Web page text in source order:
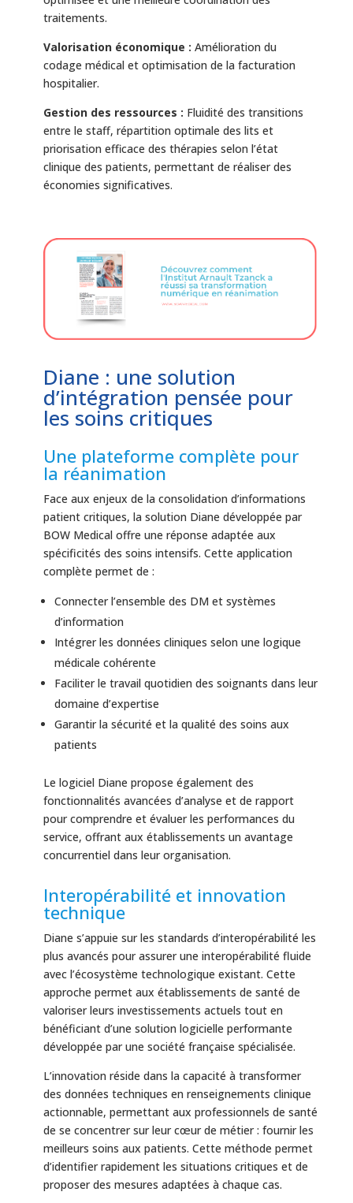
traitements.
Valorisation économique : Amélioration du
codage médical et optimisation de la facturation
hospitalier.
Gestion des ressources : Fluidité des transitions
entre le staff, répartition optimale des lits et
priorisation efficace des thérapies selon l’état
clinique des patients, permettant de réaliser des
économies significatives.
Diane : une solution
d’intégration pensée pour
les soins critiques
Une plateforme complète pour
la réanimation
Face aux enjeux de la consolidation d’informations
patient critiques, la solution Diane développée par
BOW Medical offre une réponse adaptée aux
spécificités des soins intensifs. Cette application
complète permet de :
Connecter l’ensemble des DM et systèmes
d’information
Intégrer les données cliniques selon une logique
médicale cohérente
Faciliter le travail quotidien des soignants dans leur
domaine d’expertise
Garantir la sécurité et la qualité des soins aux
patients
Le logiciel Diane propose également des
fonctionnalités avancées d’analyse et de rapport
pour comprendre et évaluer les performances du
service, offrant aux établissements un avantage
concurrentiel dans leur organisation.
Interopérabilité et innovation
technique
Diane s’appuie sur les standards d’interopérabilité les
plus avancés pour assurer une interopérabilité fluide
avec l’écosystème technologique existant. Cette
approche permet aux établissements de santé de
valoriser leurs investissements actuels tout en
bénéficiant d’une solution logicielle performante
développée par une société française spécialisée.
L’innovation réside dans la capacité à transformer
des données techniques en renseignements clinique
actionnable, permettant aux professionnels de santé
de se concentrer sur leur cœur de métier : fournir les
meilleurs soins aux patients. Cette méthode permet
d’identifier rapidement les situations critiques et de
proposer des mesures adaptées à chaque cas.